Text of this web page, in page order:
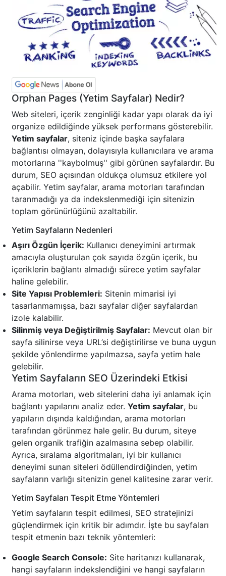
Orphan Pages (Yetim Sayfalar) Nedir?
Web siteleri, içerik zenginliği kadar yapı olarak da iyi
organize edildiğinde yüksek performans gösterebilir.
Yetim sayfalar, siteniz içinde başka sayfalara
bağlantısı olmayan, dolayısıyla kullanıcılara ve arama
motorlarına ''kaybolmuş'' gibi görünen sayfalardır. Bu
durum, SEO açısından oldukça olumsuz etkilere yol
açabilir. Yetim sayfalar, arama motorları tarafından
taranmadığı ya da indekslenmediği için sitenizin
toplam görünürlüğünü azaltabilir.
Yetim Sayfaların Nedenleri
Aşırı Özgün İçerik: Kullanıcı deneyimini artırmak
amacıyla oluşturulan çok sayıda özgün içerik, bu
içeriklerin bağlantı almadığı sürece yetim sayfalar
haline gelebilir.
Site Yapısı Problemleri: Sitenin mimarisi iyi
tasarlanmamışsa, bazı sayfalar diğer sayfalardan
izole kalabilir.
Silinmiş veya Değiştirilmiş Sayfalar: Mevcut olan bir
sayfa silinirse veya URL’si değiştirilirse ve buna uygun
şekilde yönlendirme yapılmazsa, sayfa yetim hale
gelebilir.
Yetim Sayfaların SEO Üzerindeki Etkisi
Arama motorları, web sitelerini daha iyi anlamak için
bağlantı yapılarını analiz eder. Yetim sayfalar, bu
yapıların dışında kaldığından, arama motorları
tarafından görünmez hale gelir. Bu durum, siteye
gelen organik trafiğin azalmasına sebep olabilir.
Ayrıca, sıralama algoritmaları, iyi bir kullanıcı
deneyimi sunan siteleri ödüllendirdiğinden, yetim
sayfaların varlığı sitenizin genel kalitesine zarar verir.
Yetim Sayfaları Tespit Etme Yöntemleri
Yetim sayfaların tespit edilmesi, SEO stratejinizi
güçlendirmek için kritik bir adımdır. İşte bu sayfaları
tespit etmenin bazı teknik yöntemleri:
Google Search Console: Site haritanızı kullanarak,
hangi sayfaların indekslendiğini ve hangi sayfaların